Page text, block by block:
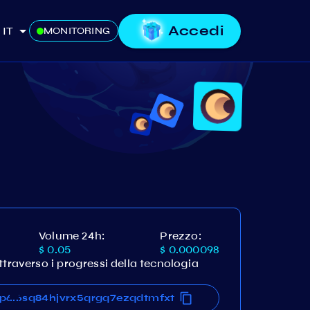
IT MONITORING Accedi
Volume 24h:
$ 0.05
Prezzo:
$ 0.000098
i progressi della tecnologia
...